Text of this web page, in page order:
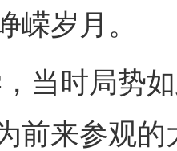
嵘岁月。
时局势如
前来参观